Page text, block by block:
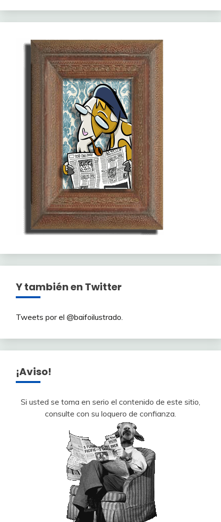
Y también en Twitter
Tweets por el @baifoilustrado.
¡Aviso!
Si usted se toma en serio el contenido de este sitio,
consulte con su loquero de confianza.